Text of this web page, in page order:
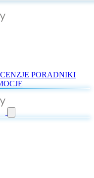
PORADNIKI